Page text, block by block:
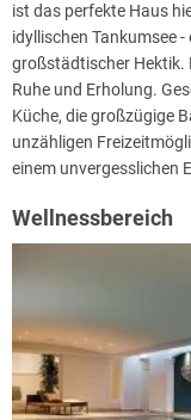
ist das perfekte Haus
idyllischen Tankumsee
großstädtischer Hektik.
Ruhe und Erholung.
Küche, die großzügige
unzähligen
einem unvergesslichen
Wellnessbereich